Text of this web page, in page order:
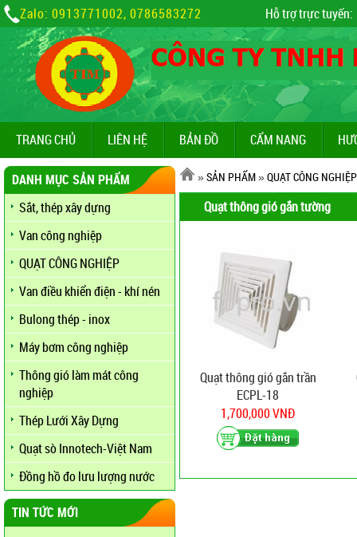
Zalo: 0913771002, 0786583272 Hỗ trợ trực tuyến:
TRANG CHỦ LIÊN HỆ BẢN ĐỒ CẨM NANG
DANH MỤC SẢN PHẨM
Sắt, thép xây dựng
Van công nghiệp
QUẠT CÔNG NGHIỆP
Van điều khiển điện - khí nén
Bulong thép - inox
Máy bơm công nghiệp
Thông gió làm mát công
nghiệp
Thép Lưới Xây Dựng
Quạt sò Innotech-Việt Nam
Đồng hồ đo lưu lượng nước
TIN TỨC MỚI
»SẢN PHẨM»QUẠT CÔNG NGHIỆP
Quạt thông gió gắn tường
Quạt thông gió gắn trần
ECPL-18
1,700,000 VNĐ